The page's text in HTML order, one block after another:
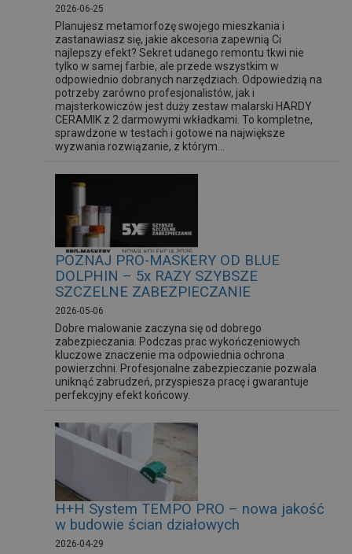
2026-06-25
Planujesz metamorfozę swojego mieszkania i
zastanawiasz się, jakie akcesoria zapewnią Ci
najlepszy efekt? Sekret udanego remontu tkwi nie
tylko w samej farbie, ale przede wszystkim w
odpowiednio dobranych narzędziach. Odpowiedzią na
potrzeby zarówno profesjonalistów, jak i
majsterkowiczów jest duży zestaw malarski HARDY
CERAMIK z 2 darmowymi wkładkami. To kompletne,
sprawdzone w testach i gotowe na największe
wyzwania rozwiązanie, z którym...
POZNAJ PRO-MASKERY OD BLUE
DOLPHIN – 5x RAZY SZYBSZE
SZCZELNE ZABEZPIECZANIE
2026-05-06
Dobre malowanie zaczyna się od dobrego
zabezpieczania. Podczas prac wykończeniowych
kluczowe znaczenie ma odpowiednia ochrona
powierzchni. Profesjonalne zabezpieczanie pozwala
uniknąć zabrudzeń, przyspiesza pracę i gwarantuje
perfekcyjny efekt końcowy.
H+H System TEMPO PRO – nowa jakość
w budowie ścian działowych
2026-04-29